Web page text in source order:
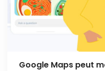
Google Maps peut